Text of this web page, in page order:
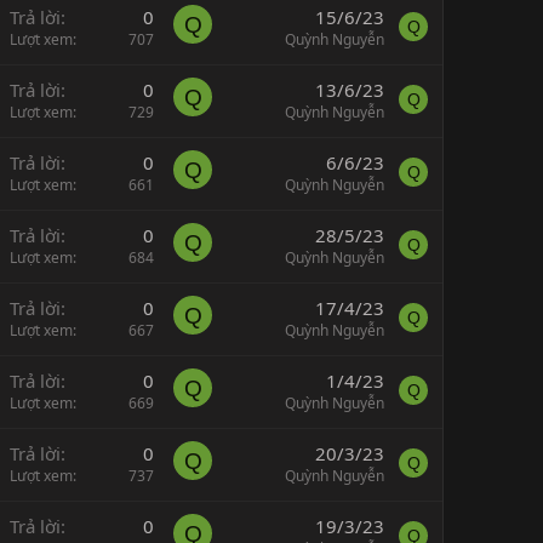
Trả lời 0
Lượt xem 707
Q 15/6/23
Quỳnh Nguyễn
Q
Trả lời 0
Lượt xem 729
Q 13/6/23
Quỳnh Nguyễn
Q
Trả lời 0
Lượt xem 661
Q 6/6/23
Quỳnh Nguyễn
Q
Trả lời 0
Lượt xem 684
Q 28/5/23
Quỳnh Nguyễn
Q
Trả lời 0
Lượt xem 667
Q 17/4/23
Quỳnh Nguyễn
Q
Trả lời 0
Lượt xem 669
Q 1/4/23
Quỳnh Nguyễn
Q
Trả lời 0
Lượt xem 737
Q 20/3/23
Quỳnh Nguyễn
Q
Trả lời 0 Q 19/3/23 Q